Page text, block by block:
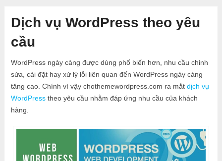
Dịch vụ WordPress theo yêu
cầu
WordPress ngày càng được dùng phổ biến hơn, nhu cầu chỉnh
sửa, cài đặt hay xử lý lỗi liên quan đến WordPress ngày càng
tăng cao. Chính vì vậy chothemewordpress.com ra mắt dịch vụ
WordPresstheo yêu cầu nhằm đáp ứng nhu cầu của khách
hàng.